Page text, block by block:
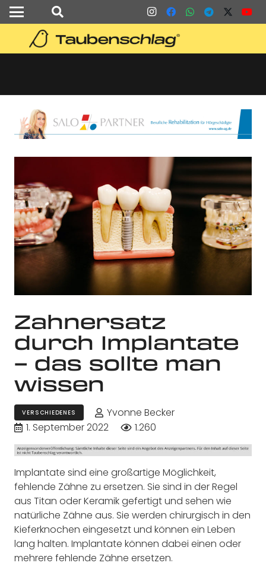
Zahnersatz
durch Implantate
– das sollte man
wissen
VERSCHIEDENES
Yvonne Becker
1. September 2022
1.260
Implantate sind eine großartige Möglichkeit,
fehlende Zähne zu ersetzen. Sie sind in der Regel
aus Titan oder Keramik gefertigt und sehen wie
natürliche Zähne aus. Sie werden chirurgisch in den
Kieferknochen eingesetzt und können ein Leben
lang halten. Implantate können dabei einen oder
mehrere fehlende Zähne ersetzen.